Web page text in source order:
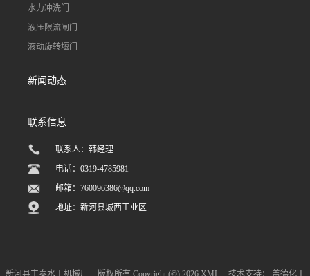
水力冲洗门
液压限流闸门
液动旋转堰门
新闻动态
联系信息
联系人：韩经理
电话：0319-4785981
邮箱：760096386@qq.com
地址：新河县城西工业区
新河县丰泰水工机械厂 版权所有 Copyright (©) 2026 XML 技术支持： 盖德化工